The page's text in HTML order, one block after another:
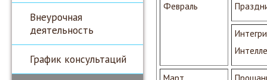
Внеурочная
деятельность
График консультаций
Февраль